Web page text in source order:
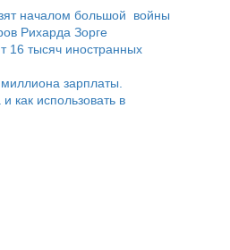
началом большой войны
Рихарда Зорге
16 тысяч иностранных
зарплаты.
как использовать в